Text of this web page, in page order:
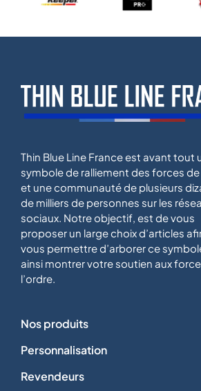
Thin Blue Line France est avant tout
symbole de ralliement des forces de
et une communauté de plusieurs
de milliers de personnes sur les
sociaux. Notre objectif, est de vous
proposer un large choix d’articles
vous permettre d’arborer ce
ainsi montrer votre soutien aux
l’ordre.
Nos produits
Personnalisation
Revendeurs